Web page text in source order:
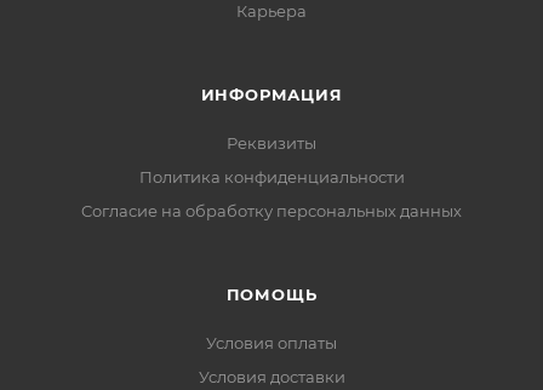
Карьера
ИНФОРМАЦИЯ
Реквизиты
Политика конфиденциальности
Cогласие на обработку персональных данных
ПОМОЩЬ
Условия оплаты
Условия доставки